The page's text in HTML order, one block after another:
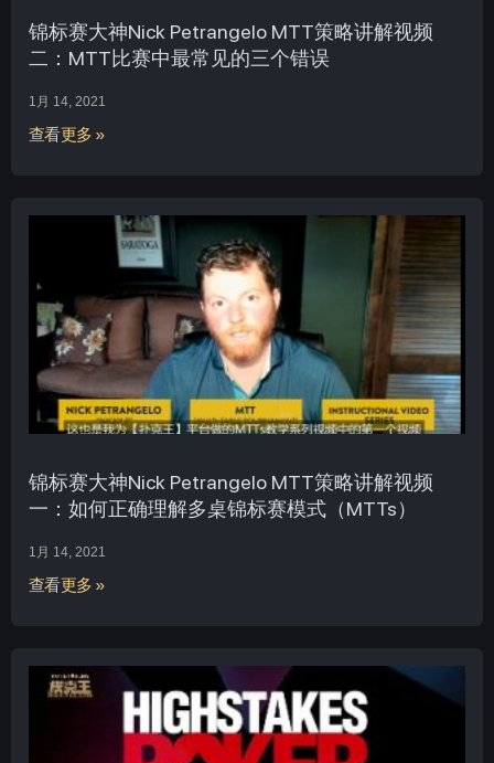
锦标赛大神Nick Petrangelo MTT策略讲解视频
二：MTT比赛中最常见的三个错误
1月 14, 2021
查看更多 »
锦标赛大神Nick Petrangelo MTT策略讲解视频
一：如何正确理解多桌锦标赛模式（MTTs）
1月 14, 2021
查看更多 »